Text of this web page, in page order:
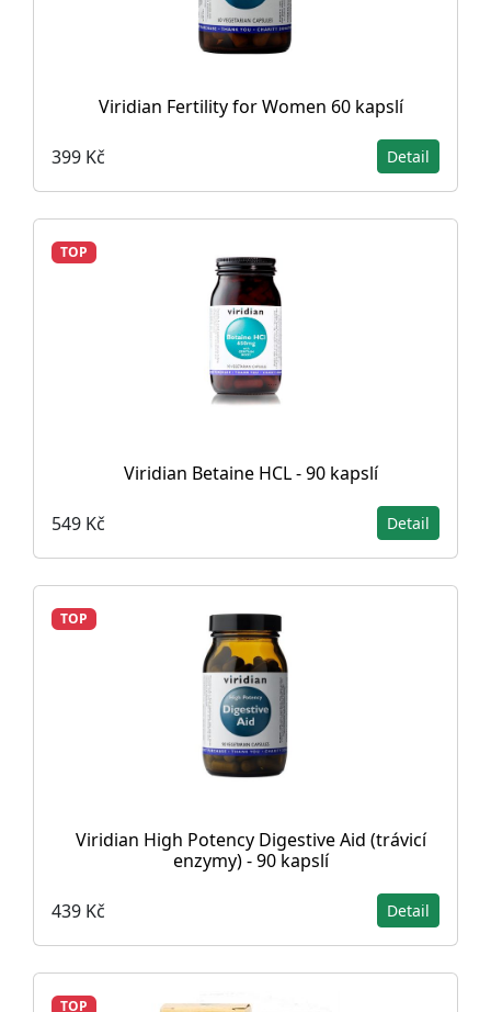
Viridian Fertility for Women 60 kapslí
399 Kč Detail
TOP
Viridian Betaine HCL - 90 kapslí
549 Kč Detail
TOP
Viridian High Potency Digestive Aid (trávicí
enzymy) - 90 kapslí
439 Kč Detail
TOP